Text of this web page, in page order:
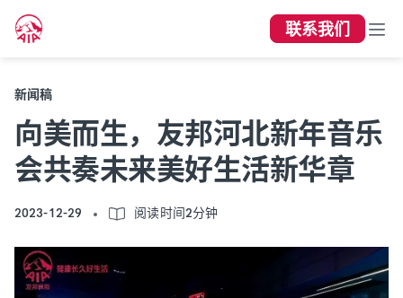
联系我们
新闻稿
向美而生，友邦河北新年音乐
会共奏未来美好生活新华章
2023-12-29 阅读时间2分钟